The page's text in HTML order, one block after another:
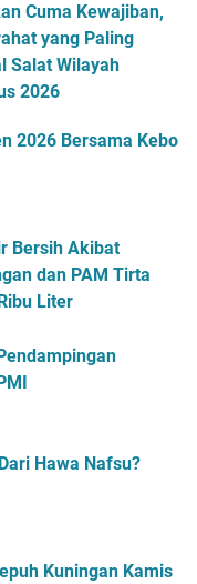
Cuma Kewajiban,
yang Paling
Salat Wilayah
2026
2026 Bersama Kebo
Bersih Akibat
dan PAM Tirta
Liter
Hawa Nafsu?
Kuningan Kamis